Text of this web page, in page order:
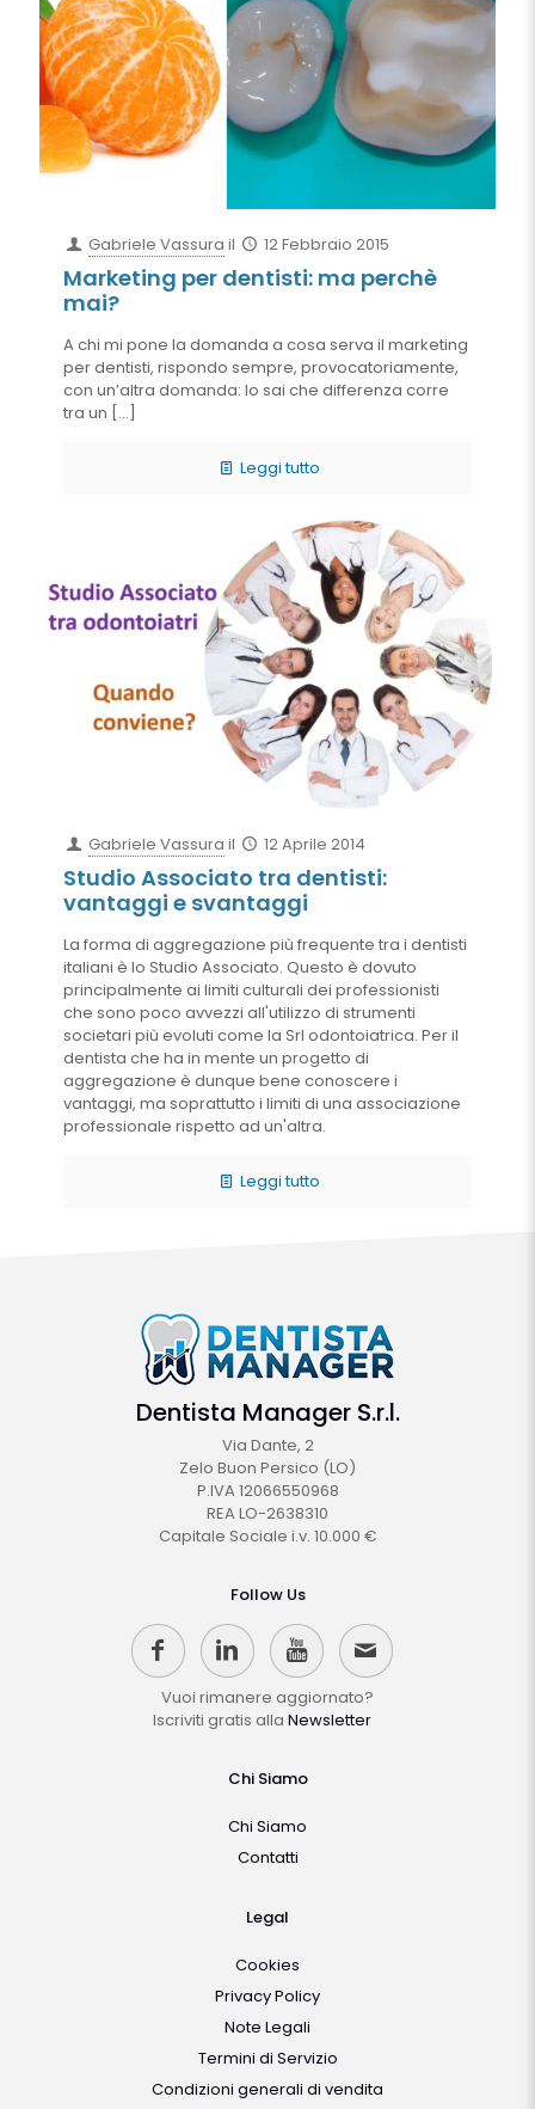
Gabriele Vassura il 12 Febbraio 2015
Marketing per dentisti: ma perchè
mai?
A chi mi pone la domanda a cosa serva il marketing
per dentisti, rispondo sempre, provocatoriamente,
con un’altra domanda: lo sai che differenza corre
tra un […]
Leggi tutto
Gabriele Vassura il 12 Aprile 2014
Studio Associato tra dentisti:
vantaggi e svantaggi
La forma di aggregazione più frequente tra i dentisti
italiani è lo Studio Associato. Questo è dovuto
principalmente ai limiti culturali dei professionisti
che sono poco avvezzi all'utilizzo di strumenti
societari più evoluti come la Srl odontoiatrica. Per il
dentista che ha in mente un progetto di
aggregazione è dunque bene conoscere i
vantaggi, ma soprattutto i limiti di una associazione
professionale rispetto ad un'altra.
Leggi tutto
Dentista Manager S.r.l.
Via Dante, 2
Zelo Buon Persico (LO)
P.IVA 12066550968
REA LO-2638310
Capitale Sociale i.v. 10.000 €
Follow Us
Vuoi rimanere aggiornato?
Iscriviti gratis alla Newsletter
Chi Siamo
Chi Siamo
Contatti
Legal
Cookies
Privacy Policy
Note Legali
Termini di Servizio
Condizioni generali di vendita